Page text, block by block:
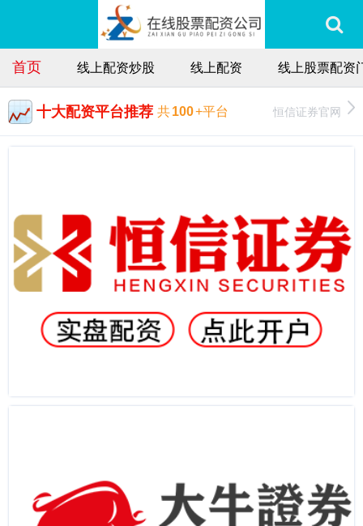
首页 线上配资炒股 线上配资 线上股票配资
十大配资平台推荐 共100+平台 恒信证券官网